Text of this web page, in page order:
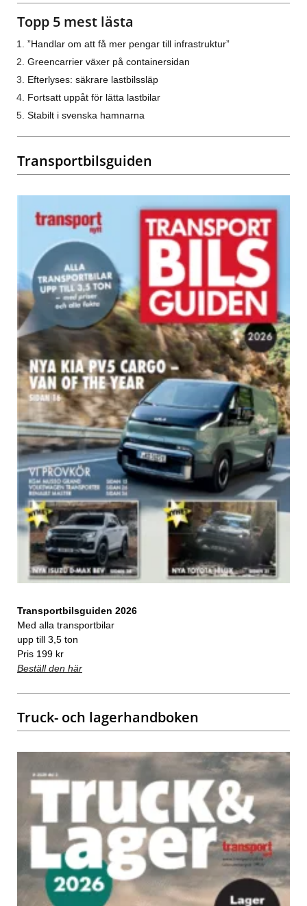
Topp 5 mest lästa
”Handlar om att få mer pengar till infrastruktur”
Greencarrier växer på containersidan
Efterlyses: säkrare lastbilssläp
Fortsatt uppåt för lätta lastbilar
Stabilt i svenska hamnarna
Transportbilsguiden
Transportbilsguiden 2026
Med alla transportbilar
upp till 3,5 ton
Pris 199 kr
Beställ den här
Truck- och lagerhandboken